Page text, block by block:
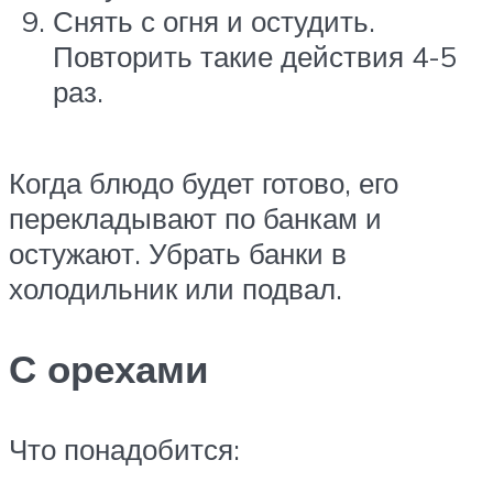
Снять с огня и остудить.
Повторить такие действия 4-5
раз.
Когда блюдо будет готово, его
перекладывают по банкам и
остужают. Убрать банки в
холодильник или подвал.
С орехами
Что понадобится: